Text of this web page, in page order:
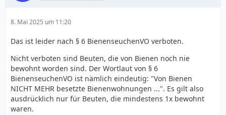
8. Mai 2025 um 11:20
Das ist leider nach § 6 BienenseuchenVO verboten.
Nicht verboten sind Beuten, die von Bienen noch nie
bewohnt worden sind. Der Wortlaut von § 6
BienenseuchenVO ist nämlich eindeutig: "Von Bienen
NICHT MEHR besetzte Bienenwohnungen ...". Es gilt also
ausdrücklich nur für Beuten, die mindestens 1x bewohnt
waren.